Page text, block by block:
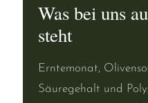
Was bei uns
steht
Erntemonat,
Säuregehalt und